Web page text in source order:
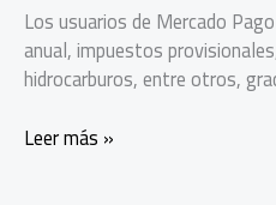
Los usuarios de Mercado
anual, impuestos
hidrocarburos, entre otros,
Ahora
Leer más »